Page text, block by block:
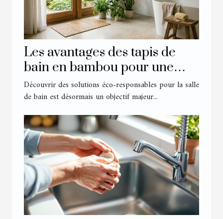
Les avantages des tapis de
bain en bambou pour une
salle éco-responsable
Découvrir des solutions éco-responsables pour la salle
de bain est désormais un objectif majeur...